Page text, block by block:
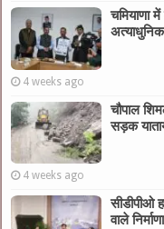
चमियाणा
4 weeks ago
चौपाल
सड़क
4 weeks ago
सीडीपीओ
वाले